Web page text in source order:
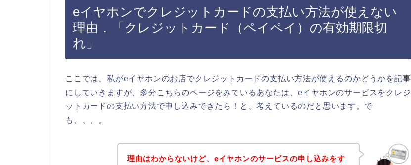
eイヤホンでクレジットカードの支払い方法が使えない
理由．「クレジットカード（ペイペイ）の有効期限切
れ」
ここでは、私がeイヤホンのお店でクレジットカードの支払い方法が使えるのかどうかを記事
にしていきますが、多分こちらのページをみているあなたは、eイヤホンのサービスをクレジ
ットカードの支払い方法で申し込みできたら！と、考えているのだと思います。で
も、、、。
理由はわからないけど、eイヤホンのサービスの申し込みをす